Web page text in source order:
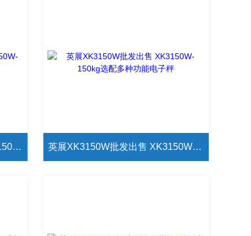
英展SCS-2T电子地磅 英展XK3150W-1T/100g台面可定制地磅 英展XK3150W批发出售 XK3150W-150kg选配多种功能电子秤